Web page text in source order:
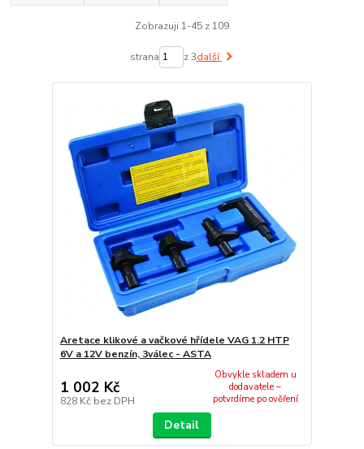
Zobrazuji 1-45 z 109
strana z 3další
Aretace klikové a vačkové hřídele VAG 1.2 HTP
6V a 12V benzín, 3válec - ASTA
1 002 Kč
828 Kč bez DPH
Obvykle skladem u
dodavatele –
potvrdíme po ověření
Detail